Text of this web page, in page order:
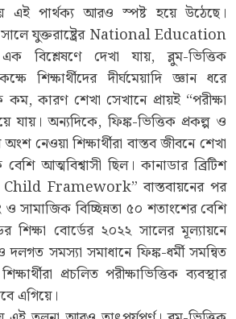
এই পার্থক্য আরও স্পষ্ট হয়ে উঠেছে।
যুক্তরাষ্ট্রের National Education
দেখা যায়, ব্লুম-ভিত্তিক
শিক্ষার্থীদের দীর্ঘমেয়াদি জ্ঞান ধরে
কারণ শেখা সেখানে প্রায়ই “পরীক্ষা
যায়। অন্যদিকে, ফিঙ্ক-ভিত্তিক প্রকল্প ও
নেওয়া শিক্ষার্থীরা বাস্তব জীবনে শেখা
আত্মবিশ্বাসী ছিল। কানাডার ব্রিটিশ
Child Framework” বাস্তবায়নের পর
সামাজিক বিচ্ছিন্নতা ৫০ শতাংশের বেশি
শিক্ষা বোর্ডের ২০২২ সালের মূল্যায়নে
দলগত সমস্যা সমাধানে ফিঙ্ক-ধর্মী সমন্বিত
প্রচলিত পরীক্ষাভিত্তিক ব্যবস্থার
এগিয়ে।